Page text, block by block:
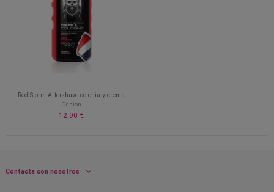
Red Storm Aftershave colonia y crema
Ossion
12,90 €
Contacta con nosotros